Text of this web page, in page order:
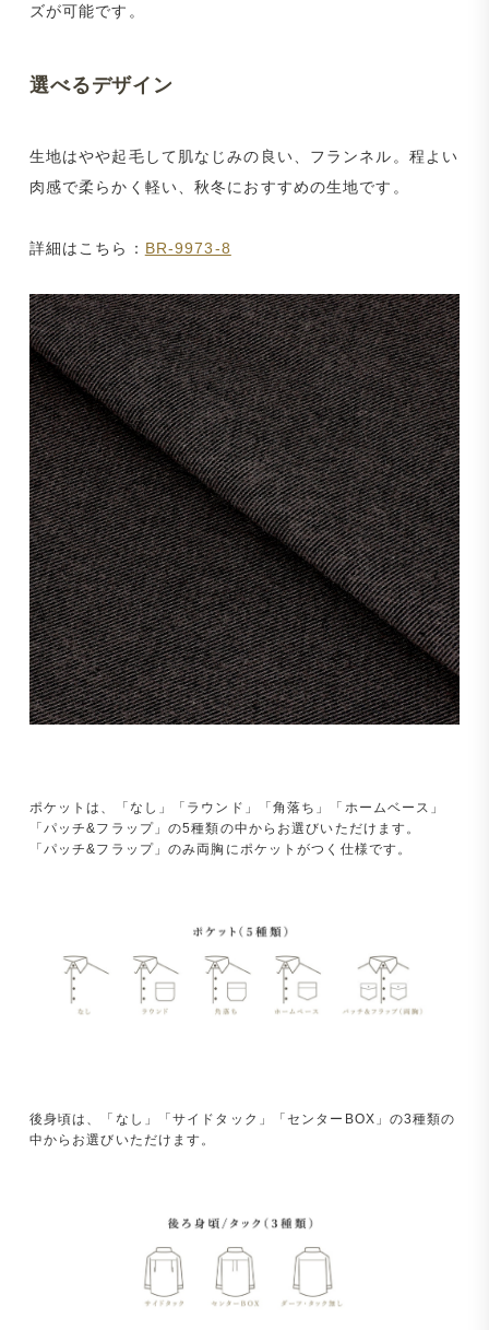
ズが可能です。
選べるデザイン
生地はやや起毛して肌なじみの良い、フランネル。程よい
肉感で柔らかく軽い、秋冬におすすめの生地です。
詳細はこちら： BR-9973-8
ポケットは、「なし」「ラウンド」「角落ち」「ホームベース」
「パッチ&フラップ」の5種類の中からお選びいただけます。
「パッチ&フラップ」のみ両胸にポケットがつく仕様です。
後身頃は、「なし」「サイドタック」「センターBOX」の3種類の
中からお選びいただけます。